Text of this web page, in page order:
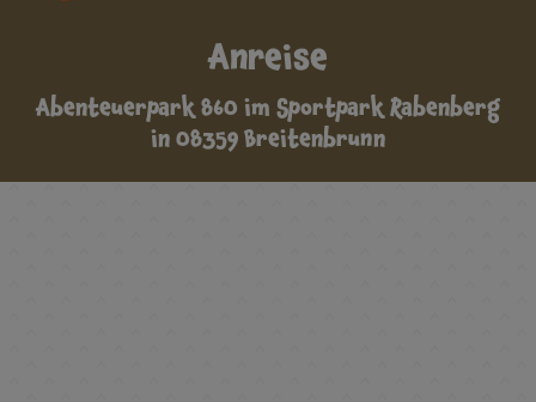
Anreise
Abenteuerpark 860 im Sportpark Rabenberg
in 08359 Breitenbrunn